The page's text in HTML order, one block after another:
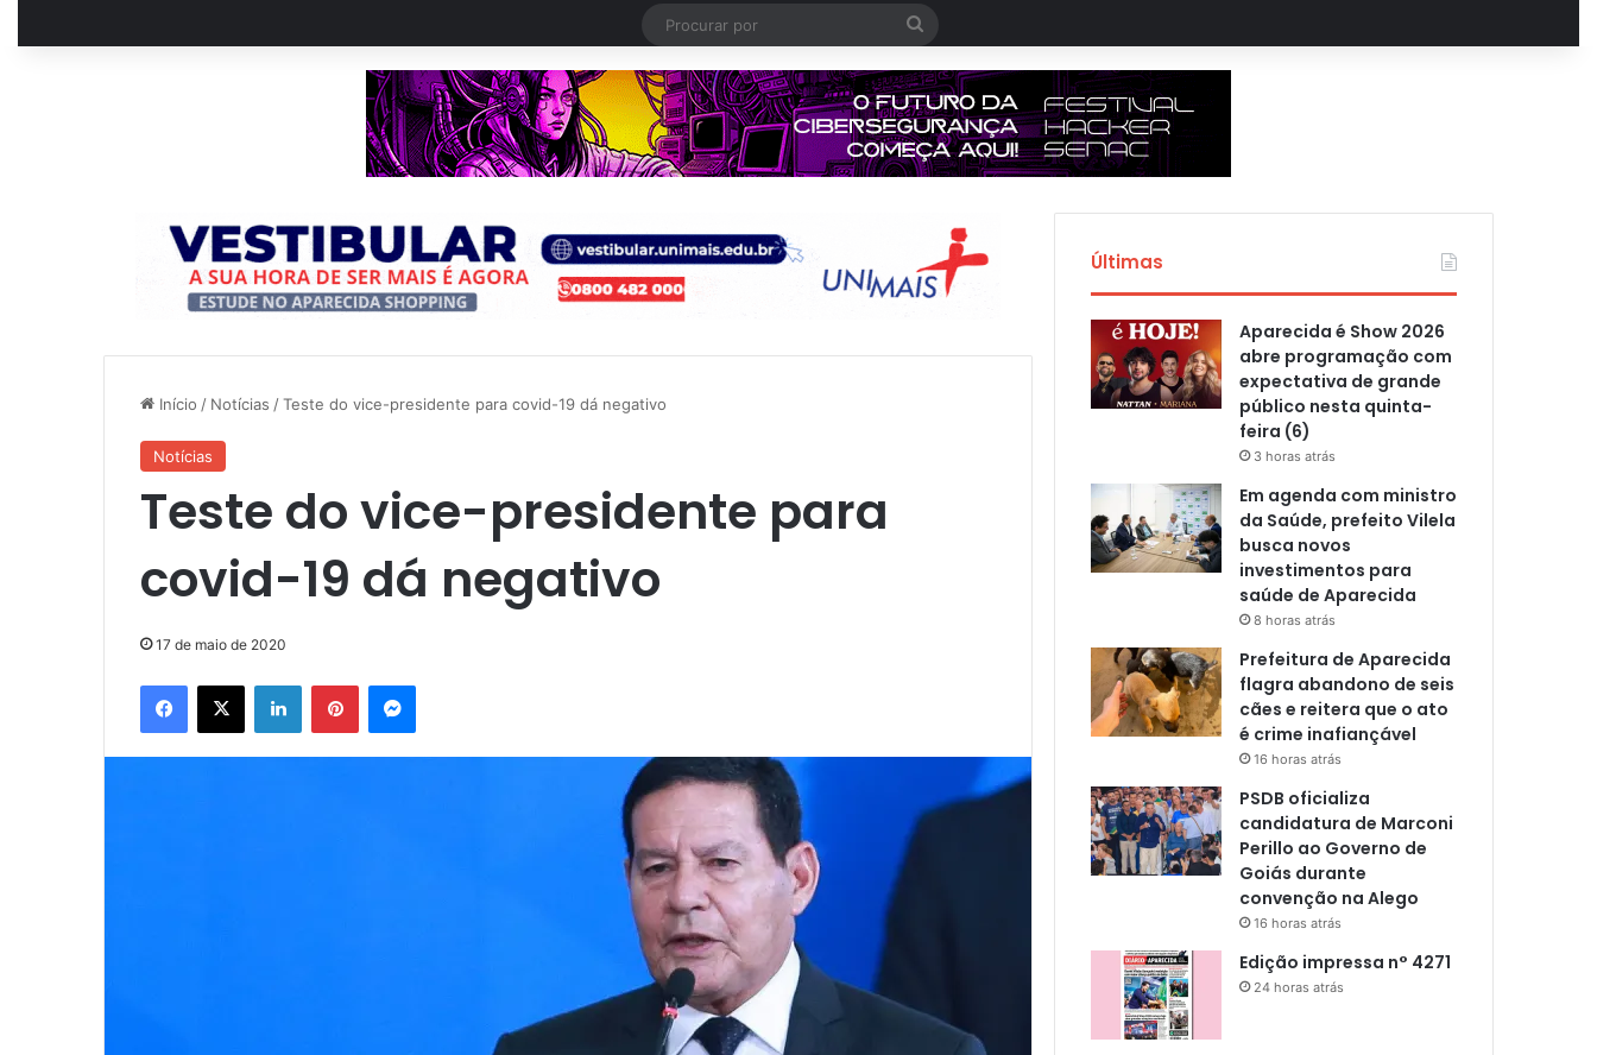
Procurar
por
Início / Notícias /Teste do vice-presidente para covid-19 dá negativo
Notícias
Teste do vice-presidente para
covid-19 dá negativo
17 de maio de 2020
Facebook
X LinkedinPinterestMessenger
Últimas
Aparecida é Show 2026
abre programação com
expectativa de grande
público nesta quinta-
feira (6)
3 horas atrás
Em agenda com ministro
da Saúde, prefeito Vilela
busca novos
investimentos para
saúde de Aparecida
8 horas atrás
Prefeitura de Aparecida
flagra abandono de seis
cães e reitera que o ato
é crime inafiançável
16 horas atrás
PSDB oficializa
candidatura de Marconi
Perillo ao Governo de
Goiás durante
convenção na Alego
16 horas atrás
Edição impressa n° 4271
24 horas atrás